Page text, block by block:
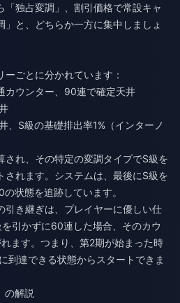
「独占変調」、割引価格で常設キャ
と、どちらか一方に集中しましょ
ごとに分かれています：
カウンター、90連で確定天井
、S級の基礎排出率1%（インターノ
され、その特定の変調タイプでS級を
されます。システムは、最後にS級を
状態を追跡しています。
引き継ぎは、プレイヤーに優しい仕
引かずに60連した場合、そのカウ
ます。つまり、第2期が始まった時
到達できる状態からスタートできま
の解説